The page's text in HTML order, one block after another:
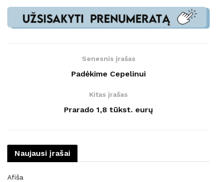
Senesnis įrašas
Padėkime Cepelinui
Kitas įrašas
Prarado 1,8 tūkst. eurų
Naujausi įrašai
Afiša